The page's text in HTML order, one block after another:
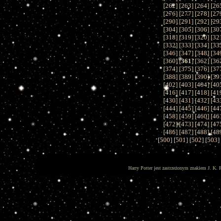
[262] [263] [264] [
[276] [277] [278] [
[290] [291] [292] [
[304] [305] [306] [
[318] [319] [320] [
[332] [333] [334] [
[346] [347] [348] [
[360] [361] [362] [
[374] [375] [376] [
[388] [389] [390] [
[402] [403] [404] [
[416] [417] [418] [
[430] [431] [432] [
[444] [445] [446] [
[458] [459] [460] [
[472] [473] [474] [
[486] [487] [488] [
[500] [501] [502] [503]
Harry Potter jest zastrzeżonym znakiem J. K.